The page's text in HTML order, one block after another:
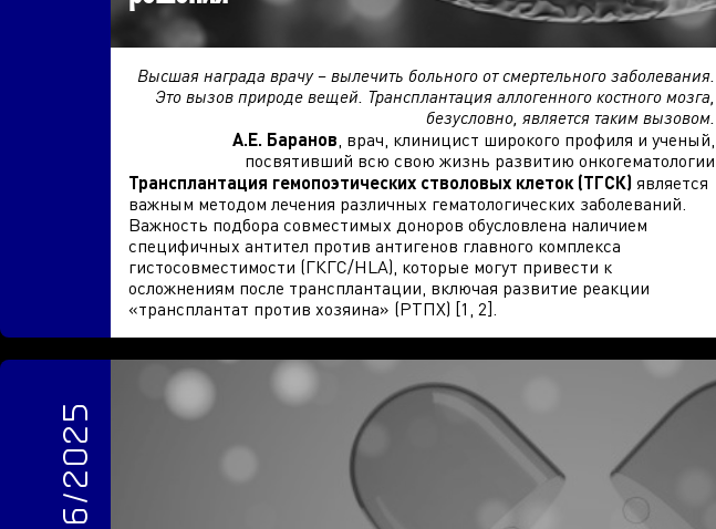
Высшая награда врачу – вылечить больного от смертельного заболевания.
Это вызов природе вещей. Трансплантация аллогенного костного мозга,
безусловно, является таким вызовом.
А.Е. Баранов, врач, клиницист широкого профиля и ученый,
посвятивший всю свою жизнь развитию онкогематологии
Трансплантация гемопоэтических стволовых клеток (ТГСК) является
важным методом лечения различных гематологических заболеваний.
Важность подбора совместимых доноров обусловлена наличием
специфичных антител против антигенов главного комплекса
гистосовместимости (ГКГС/HLA), которые могут привести к
осложнениям после трансплантации, включая развитие реакции
«трансплантат против хозяина» (РТПХ) [1, 2].
6/2025